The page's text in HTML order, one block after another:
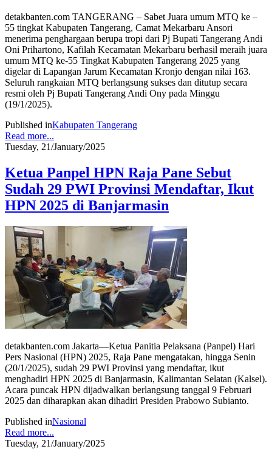
detakbanten.com TANGERANG – Sabet Juara umum MTQ ke –
55 tingkat Kabupaten Tangerang, Camat Mekarbaru Ansori
menerima penghargaan berupa tropi dari Pj Bupati Tangerang Andi
Oni Prihartono, Kafilah Kecamatan Mekarbaru berhasil meraih juara
umum MTQ ke-55 Tingkat Kabupaten Tangerang 2025 yang
digelar di Lapangan Jarum Kecamatan Kronjo dengan nilai 163.
Seluruh rangkaian MTQ berlangsung sukses dan ditutup secara
resmi oleh Pj Bupati Tangerang Andi Ony pada Minggu
(19/1/2025).
Published inKabupaten Tangerang
Read more...
Tuesday, 21/January/2025
Ketua Panpel HPN Raja Pane Sebut
Sudah 29 PWI Provinsi Mendaftar, Ikut
HPN 2025 di Banjarmasin
detakbanten.com Jakarta—Ketua Panitia Pelaksana (Panpel) Hari
Pers Nasional (HPN) 2025, Raja Pane mengatakan, hingga Senin
(20/1/2025), sudah 29 PWI Provinsi yang mendaftar, ikut
menghadiri HPN 2025 di Banjarmasin, Kalimantan Selatan (Kalsel).
Acara puncak HPN dijadwalkan berlangsung tanggal 9 Februari
2025 dan diharapkan akan dihadiri Presiden Prabowo Subianto.
Published inNasional
Read more...
Tuesday, 21/January/2025